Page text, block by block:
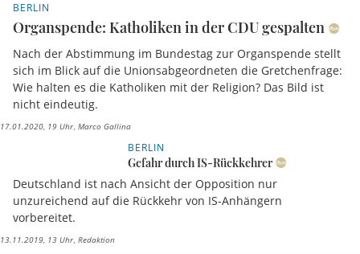
BERLIN
Organspende: Katholiken in der CDU gespalten
Nach der Abstimmung im Bundestag zur Organspende stellt
sich im Blick auf die Unionsabgeordneten die Gretchenfrage:
Wie halten es die Katholiken mit der Religion? Das Bild ist
nicht eindeutig.
17.01.2020, 19 Uhr Marco Gallina
BERLIN
Gefahr durch IS-Rückkehrer
Deutschland ist nach Ansicht der Opposition nur
unzureichend auf die Rückkehr von IS-Anhängern
vorbereitet.
13.11.2019, 13 Uhr Redaktion